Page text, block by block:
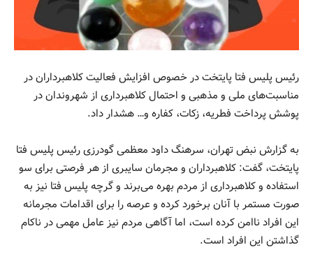
رئیس پلیس فتا پایتخت در خصوص افزایش فعالیت کلاهبرداران در
مناسبت‌های ملی و مذهبی و احتمال کلاهبرداری از شهروندان در
پوشش پرداخت فطریه، زکات، کفاره و… هشدار داد.
به گزارش نبض تهران، سرهنگ داود معظمی گودرزی رئیس پلیس فتا
پایتخت، گفت: کلاهبرداران و مجرمان سایبری از هر فرصتی برای سو
استفاده و کلاهبرداری از مردم بهره می‌برند و گرچه پلیس فتا نیز به
صورت مستمر با آنان برخورد کرده و عرصه را برای اقدامات مجرمانه
این افراد ناامن کرده است، اما آگاهی مردم نیز عامل مهمی در ناکام
گذاشتن این افراد است.